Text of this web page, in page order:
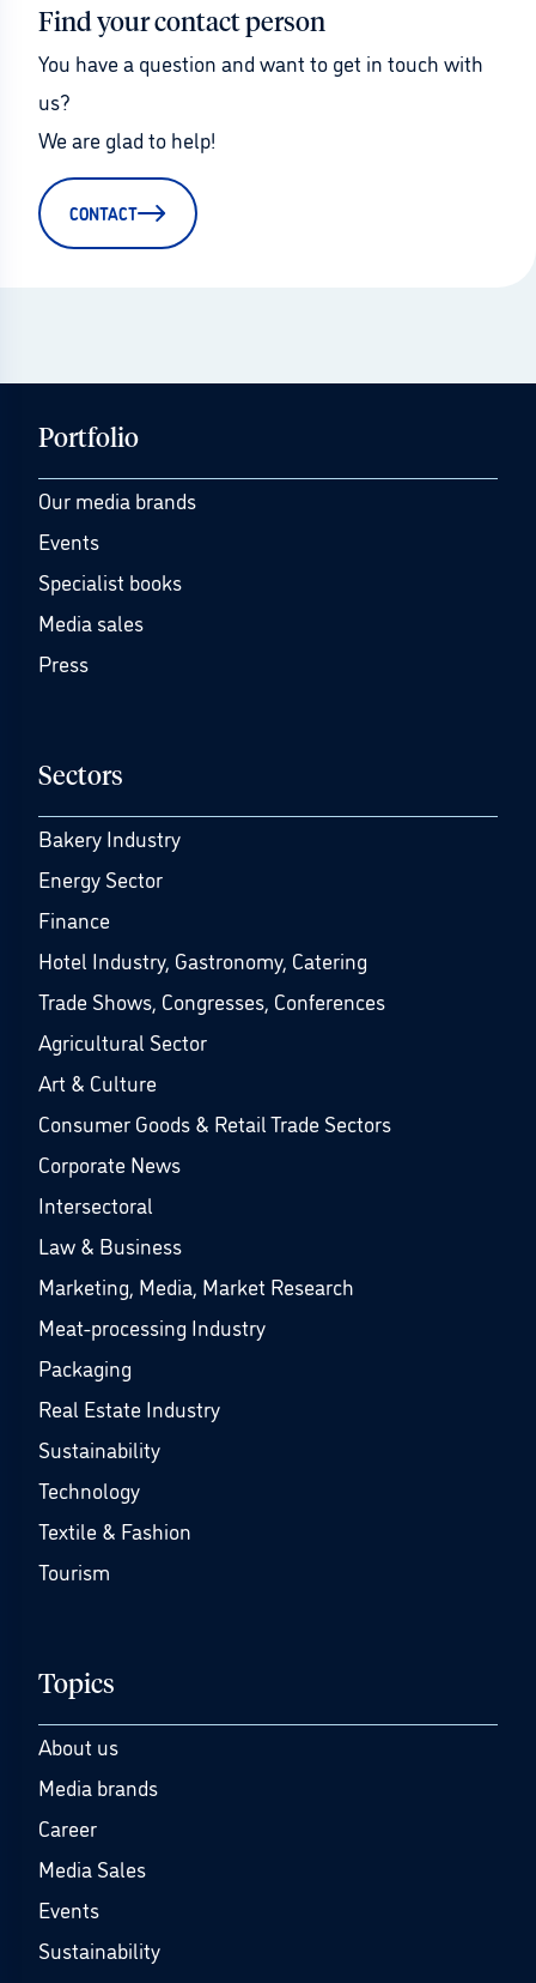
Find your contact person
You have a question and want to get in touch with
us?
We are glad to help!
CONTACT
Portfolio
Our media brands
Events
Specialist books
Media sales
Press
Sectors
Bakery Industry
Energy Sector
Finance
Hotel Industry, Gastronomy, Catering
Trade Shows, Congresses, Conferences
Agricultural Sector
Art & Culture
Consumer Goods & Retail Trade Sectors
Corporate News
Intersectoral
Law & Business
Marketing, Media, Market Research
Meat-processing Industry
Packaging
Real Estate Industry
Sustainability
Technology
Textile & Fashion
Tourism
Topics
About us
Media brands
Career
Media Sales
Events
Sustainability